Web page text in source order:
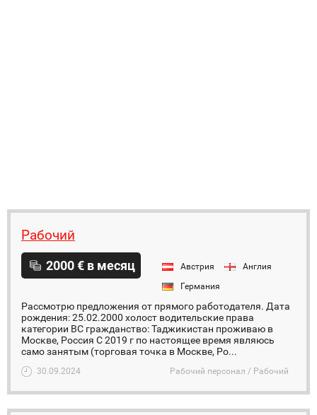
Рабочий
2000 € в месяц Австрия
Англия
Германия
Рассмотрю предложения от прямого работодателя. Дата
рождения: 25.02.2000 холост водительские права
категории ВС гражданство: Таджикистан проживаю в
Москве, Россия С 2019 г по настоящее время являюсь
само занятым (торговая точка в Москве, Ро...
30.09.2024 Рабочий персонал / Рабочий